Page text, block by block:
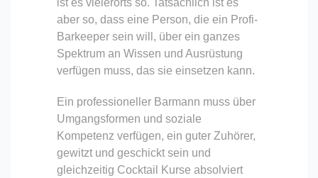
ist es vielerorts so. Tatsächlich ist es
aber so, dass eine Person, die ein Profi-
Barkeeper sein will, über ein ganzes
Spektrum an Wissen und Ausrüstung
verfügen muss, das sie einsetzen kann.
Ein professioneller Barmann muss über
Umgangsformen und soziale
Kompetenz verfügen, ein guter Zuhörer,
gewitzt und geschickt sein und
gleichzeitig Cocktail Kurse absolviert